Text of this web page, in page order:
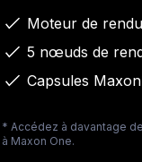
Moteur de
5 nœuds de
Capsules
* Accédez à davantage
à Maxon One.